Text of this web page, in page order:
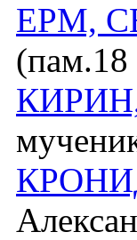
ЕРМ,
(пам.18